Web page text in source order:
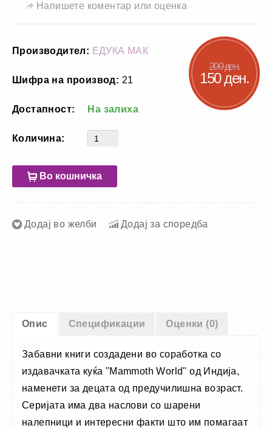
Напишете коментар или оценка
200 ден.
150 ден.
Производител: ЕДУКА МАК
Шифра на производ: 21
Достапност: На залиха
Количина:
Во кошничка
Додај во желби Додај за споредба
Опис Спецификации Оценки (0)
Забавни книги создадени во соработка со
издавачката куќа "Mammoth World" од Индија,
наменети за децата од предучилишна возраст.
Серијата има два наслови со шарени
налепници и интересни факти што им помагаат